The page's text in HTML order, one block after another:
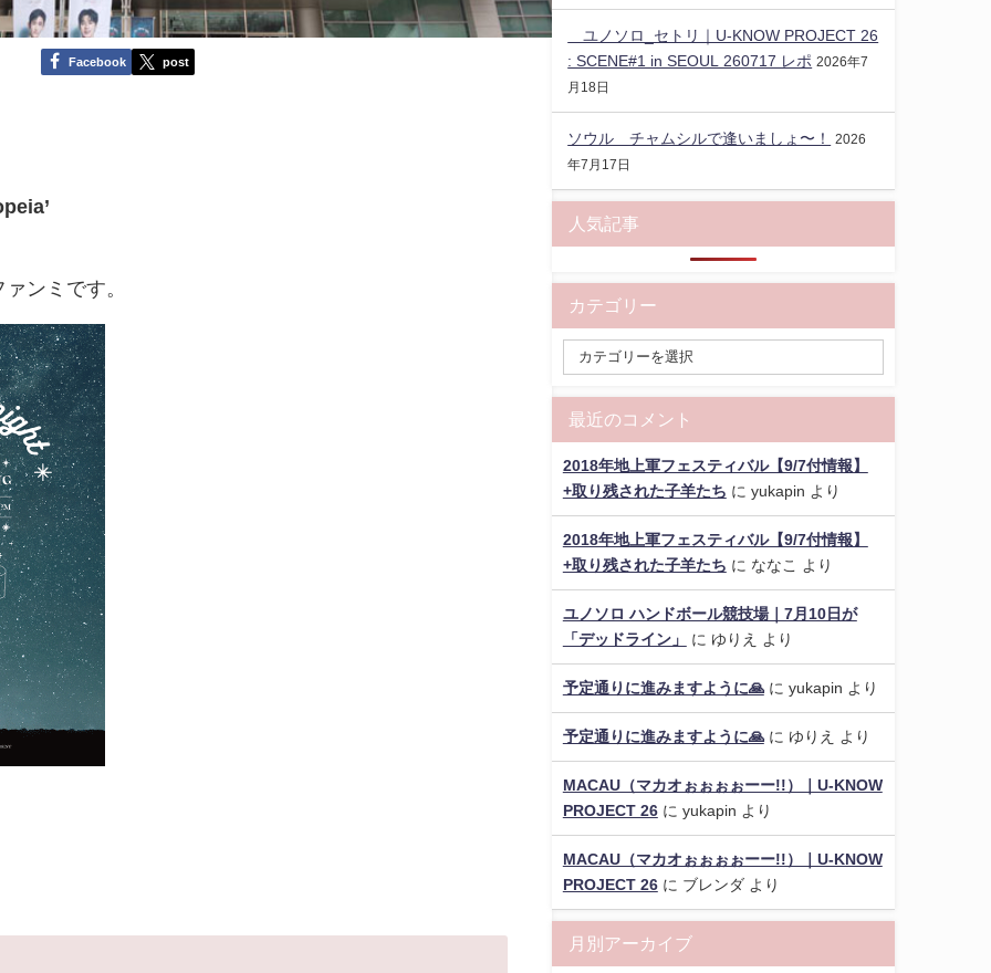
Facebook post
ンミです。
ユノソロ_セトリ｜U-KNOW PROJECT 26
: SCENE#1 in SEOUL 260717 レポ 2026年7
月18日
ソウル チャムシルで逢いましょ〜！
2026
年7月17日
人気記事
カテゴリー
最近のコメント
2018年地上軍フェスティバル【9/7付情報】
+取り残された子羊たち に yukapin より
2018年地上軍フェスティバル【9/7付情報】
+取り残された子羊たち に ななこ より
ユノソロ ハンドボール競技場｜7月10日が
「デッドライン」
に ゆりえ より
予定通りに進みますように🙏に yukapin より
予定通りに進みますように🙏に ゆりえ より
MACAU（マカオぉぉぉぉーー!!）｜U-KNOW
PROJECT 26に yukapin より
MACAU（マカオぉぉぉぉーー!!）｜U-KNOW
PROJECT 26に ブレンダより
月別アーカイブ